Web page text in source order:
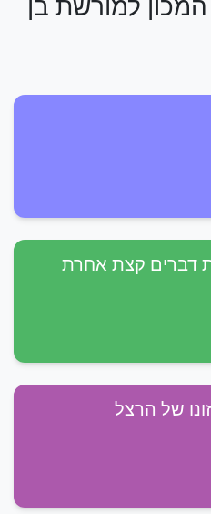
למורשת בן
דברים קצת אחרת
של הרצל